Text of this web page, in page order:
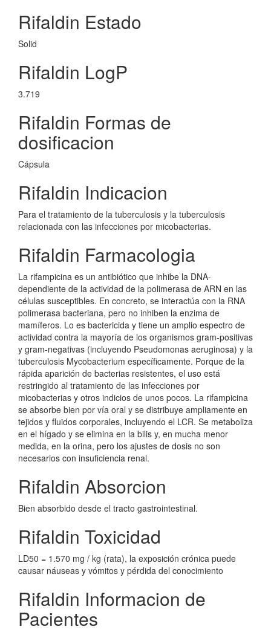
Rifaldin Estado
Solid
Rifaldin LogP
3.719
Rifaldin Formas de
dosificacion
Cápsula
Rifaldin Indicacion
Para el tratamiento de la tuberculosis y la tuberculosis
relacionada con las infecciones por micobacterias.
Rifaldin Farmacologia
La rifampicina es un antibiótico que inhibe la DNA-
dependiente de la actividad de la polimerasa de ARN en las
células susceptibles. En concreto, se interactúa con la RNA
polimerasa bacteriana, pero no inhiben la enzima de
mamíferos. Lo es bactericida y tiene un amplio espectro de
actividad contra la mayoría de los organismos gram-positivas
y gram-negativas (incluyendo Pseudomonas aeruginosa) y la
tuberculosis Mycobacterium específicamente. Porque de la
rápida aparición de bacterias resistentes, el uso está
restringido al tratamiento de las infecciones por
micobacterias y otros indicios de unos pocos. La rifampicina
se absorbe bien por vía oral y se distribuye ampliamente en
tejidos y fluidos corporales, incluyendo el LCR. Se metaboliza
en el hígado y se elimina en la bilis y, en mucha menor
medida, en la orina, pero los ajustes de dosis no son
necesarios con insuficiencia renal.
Rifaldin Absorcion
Bien absorbido desde el tracto gastrointestinal.
Rifaldin Toxicidad
LD50 = 1.570 mg / kg (rata), la exposición crónica puede
causar náuseas y vómitos y pérdida del conocimiento
Rifaldin Informacion de
Pacientes